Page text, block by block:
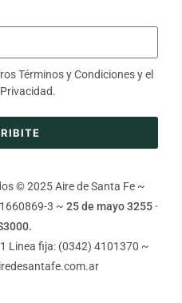
Términos y Condicionesy el
.
© 2025 Aire de Santa Fe ~
3 ~ 25 de mayo 3255 ·
Linea fija: (0342) 4101370 ~